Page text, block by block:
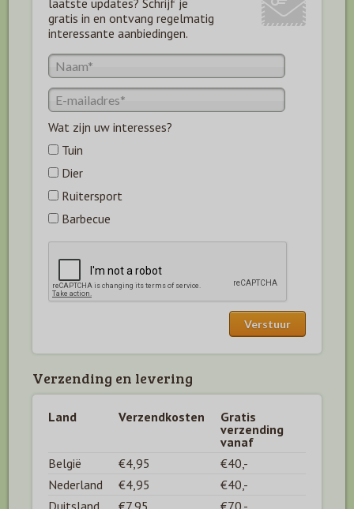
laatste updates? Schrijf je
gratis in en ontvang regelmatig
interessante aanbiedingen.
Wat zijn uw interesses?
Tuin
Dier
Ruitersport
Barbecue
Verzending en levering
Land Verzendkosten
Gratis
verzending
vanaf
België
€4,95
€40,-
Nederland
€4,95
€40,-